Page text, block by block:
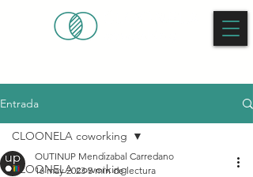
Entrada
CLOONELA coworking
CLOONELA coworking
OUTINUP Mendizabal Carredano
16 may 2023 5 min de lectura